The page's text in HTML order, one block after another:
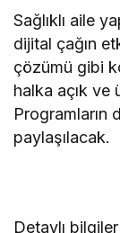
Sağlıklı aile
dijital çağın
çözümü gibi
halka açık ve
Programların
paylaşılacak.
Detaylı